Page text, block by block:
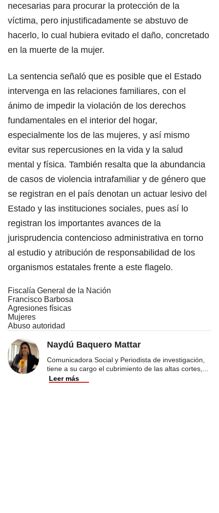
necesarias para procurar la protección de la
víctima, pero injustificadamente se abstuvo de
hacerlo, lo cual hubiera evitado el daño, concretado
en la muerte de la mujer.
La sentencia señaló que es posible que el Estado
intervenga en las relaciones familiares, con el
ánimo de impedir la violación de los derechos
fundamentales en el interior del hogar,
especialmente los de las mujeres, y así mismo
evitar sus repercusiones en la vida y la salud
mental y física. También resalta que la abundancia
de casos de violencia intrafamiliar y de género que
se registran en el país denotan un actuar lesivo del
Estado y las instituciones sociales, pues así lo
registran los importantes avances de la
jurisprudencia contencioso administrativa en torno
al estudio y atribución de responsabilidad de los
organismos estatales frente a este flagelo.
Fiscalía General de la Nación
Francisco Barbosa
Agresiones físicas
Mujeres
Abuso autoridad
Naydú Baquero Mattar
Comunicadora Social y Periodista de investigación,
tiene a su cargo el cubrimiento de las altas cortes,
Leer más